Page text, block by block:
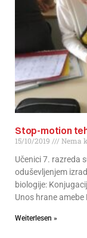
Stop-motion
15/10/2019
Nema
Učenici 7. razreda
oduševljenjem
biologije:
Unos hrane amebe
Weiterlesen »